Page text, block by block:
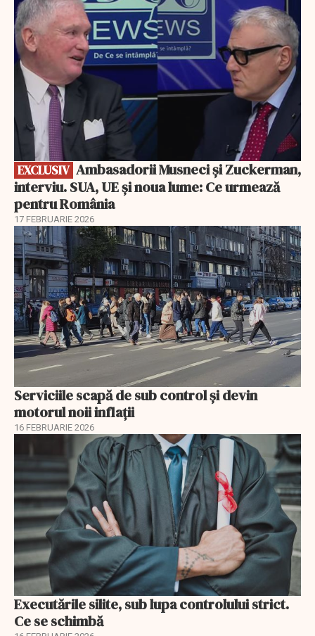
EXCLUSIV
interviu. SUA, UE și noua lume: Ce urmează
pentru România
17 FEBRUARIE 2026
Serviciile scapă de sub control și devin
motorul noii inflații
16 FEBRUARIE 2026
Executările silite, sub lupa controlului strict.
Ce se schimbă